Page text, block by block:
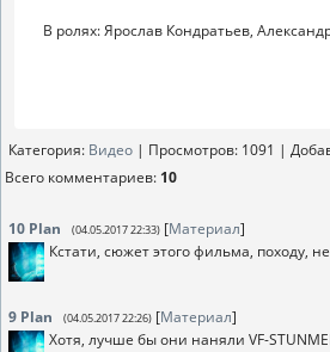
В ролях: Ярослав Кондратьев,
Категория: Видео | Просмотров: 1091 |
Всего комментариев: 10
10 Plan (04.05.2017 22:33) [Материал]
Кстати, сюжет этого фильма, походу,
9 Plan (04.05.2017 22:26) [Материал]
Хотя, лучше бы они наняли VF-